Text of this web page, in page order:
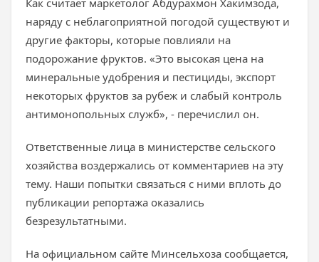
Как считает маркетолог Абдурахмон Хакимзода,
наряду с неблагоприятной погодой существуют и
другие факторы, которые повлияли на
подорожание фруктов. «Это высокая цена на
минеральные удобрения и пестициды, экспорт
некоторых фруктов за рубеж и слабый контроль
антимонопольных служб», - перечислил он.
Ответственные лица в министерстве сельского
хозяйства воздержались от комментариев на эту
тему. Наши попытки связаться с ними вплоть до
публикации репортажа оказались
безрезультатными.
На официальном сайте Минсельхоза сообщается,